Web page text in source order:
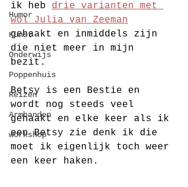
Humor
Kunst
Onderwijs
Poppenhuis
Reizen
Armbanden
workshop
ik heb drie varianten met
wol Julia van Zeeman
gehaakt en inmiddels zijn
die niet meer in mijn
bezit.
Betsy is een Bestie en
wordt nog steeds veel
gehaakt en elke keer als ik
een Betsy zie denk ik die
moet ik eigenlijk toch weer
een keer haken.